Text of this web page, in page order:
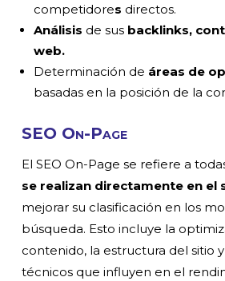
competidores directos.
Análisis de sus backlinks,
web.
Determinación de áreas de
basadas en la posición de la
SEO On-Page
El SEO On-Page se refiere a
se realizan directamente en el
mejorar su clasificación en los
búsqueda. Esto incluye la
contenido, la estructura del sitio
técnicos que influyen en el